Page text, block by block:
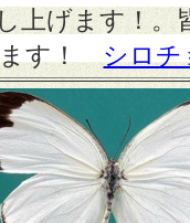
上げます！
す！
シロチ